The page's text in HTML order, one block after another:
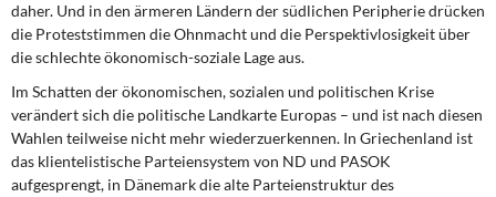
daher. Und in den ärmeren Ländern der südlichen Peripherie drücken
die Proteststimmen die Ohnmacht und die Perspektivlosigkeit über
die schlechte ökonomisch-soziale Lage aus.
Im Schatten der ökonomischen,sozialen und politischen Krise
verändert sich die politische Landkarte Europas – und ist nach diesen
Wahlen teilweise nicht mehr wiederzuerkennen. In Griechenland ist
das klientelistische Parteiensystem von ND und PASOK
aufgesprengt, in Dänemark die alte Parteienstruktur des